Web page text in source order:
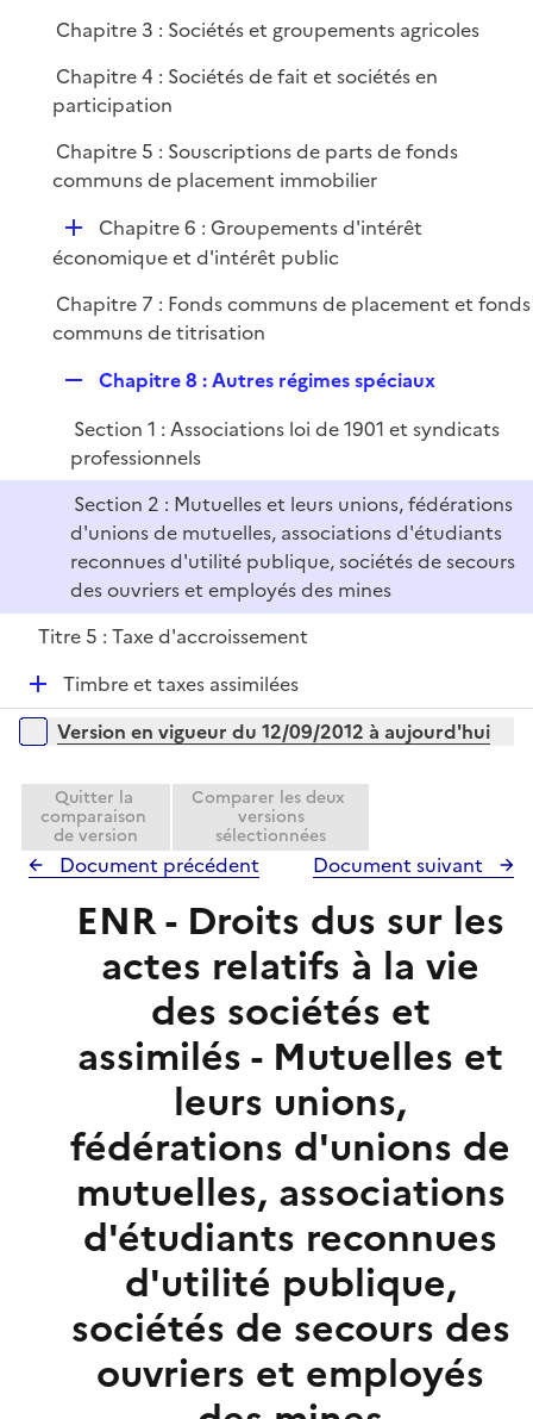
e
Chapitre 3 : Sociétés et groupements agricoles
Chapitre 4 : Sociétés de fait et sociétés en
participation
Chapitre 5 : Souscriptions de parts de fonds
communs de placement immobilier
D
é
l
i
Chapitre 6 : Groupements d'intérêt
économique et d'intérêt public
Chapitre 7 : Fonds communs de placement et fonds
communs de titrisation
p
l
Chapitre 8 : Autres régimes spéciaux
Section 1 : Associations loi de 1901 et syndicats
professionnels
Section 2 : Mutuelles et leurs unions, fédérations
d'unions de mutuelles, associations d'étudiants
reconnues d'utilité publique, sociétés de secours
des ouvriers et employés des mines
Titre 5 : Taxe d'accroissement
D
é
p
e
r
Timbre et taxes assimilées
Versions sur la période
Version en vigueur du 12/09/2012 à aujourd'hui
Quitter la
comparaison
de version
Comparer les deux
versions
sélectionnées
Document précédent Document suivant
ENR - Droits dus sur les
actes relatifs à la vie
des sociétés et
assimilés - Mutuelles et
leurs unions,
fédérations d'unions de
mutuelles, associations
d'étudiants reconnues
d'utilité publique,
sociétés de secours des
ouvriers et employés